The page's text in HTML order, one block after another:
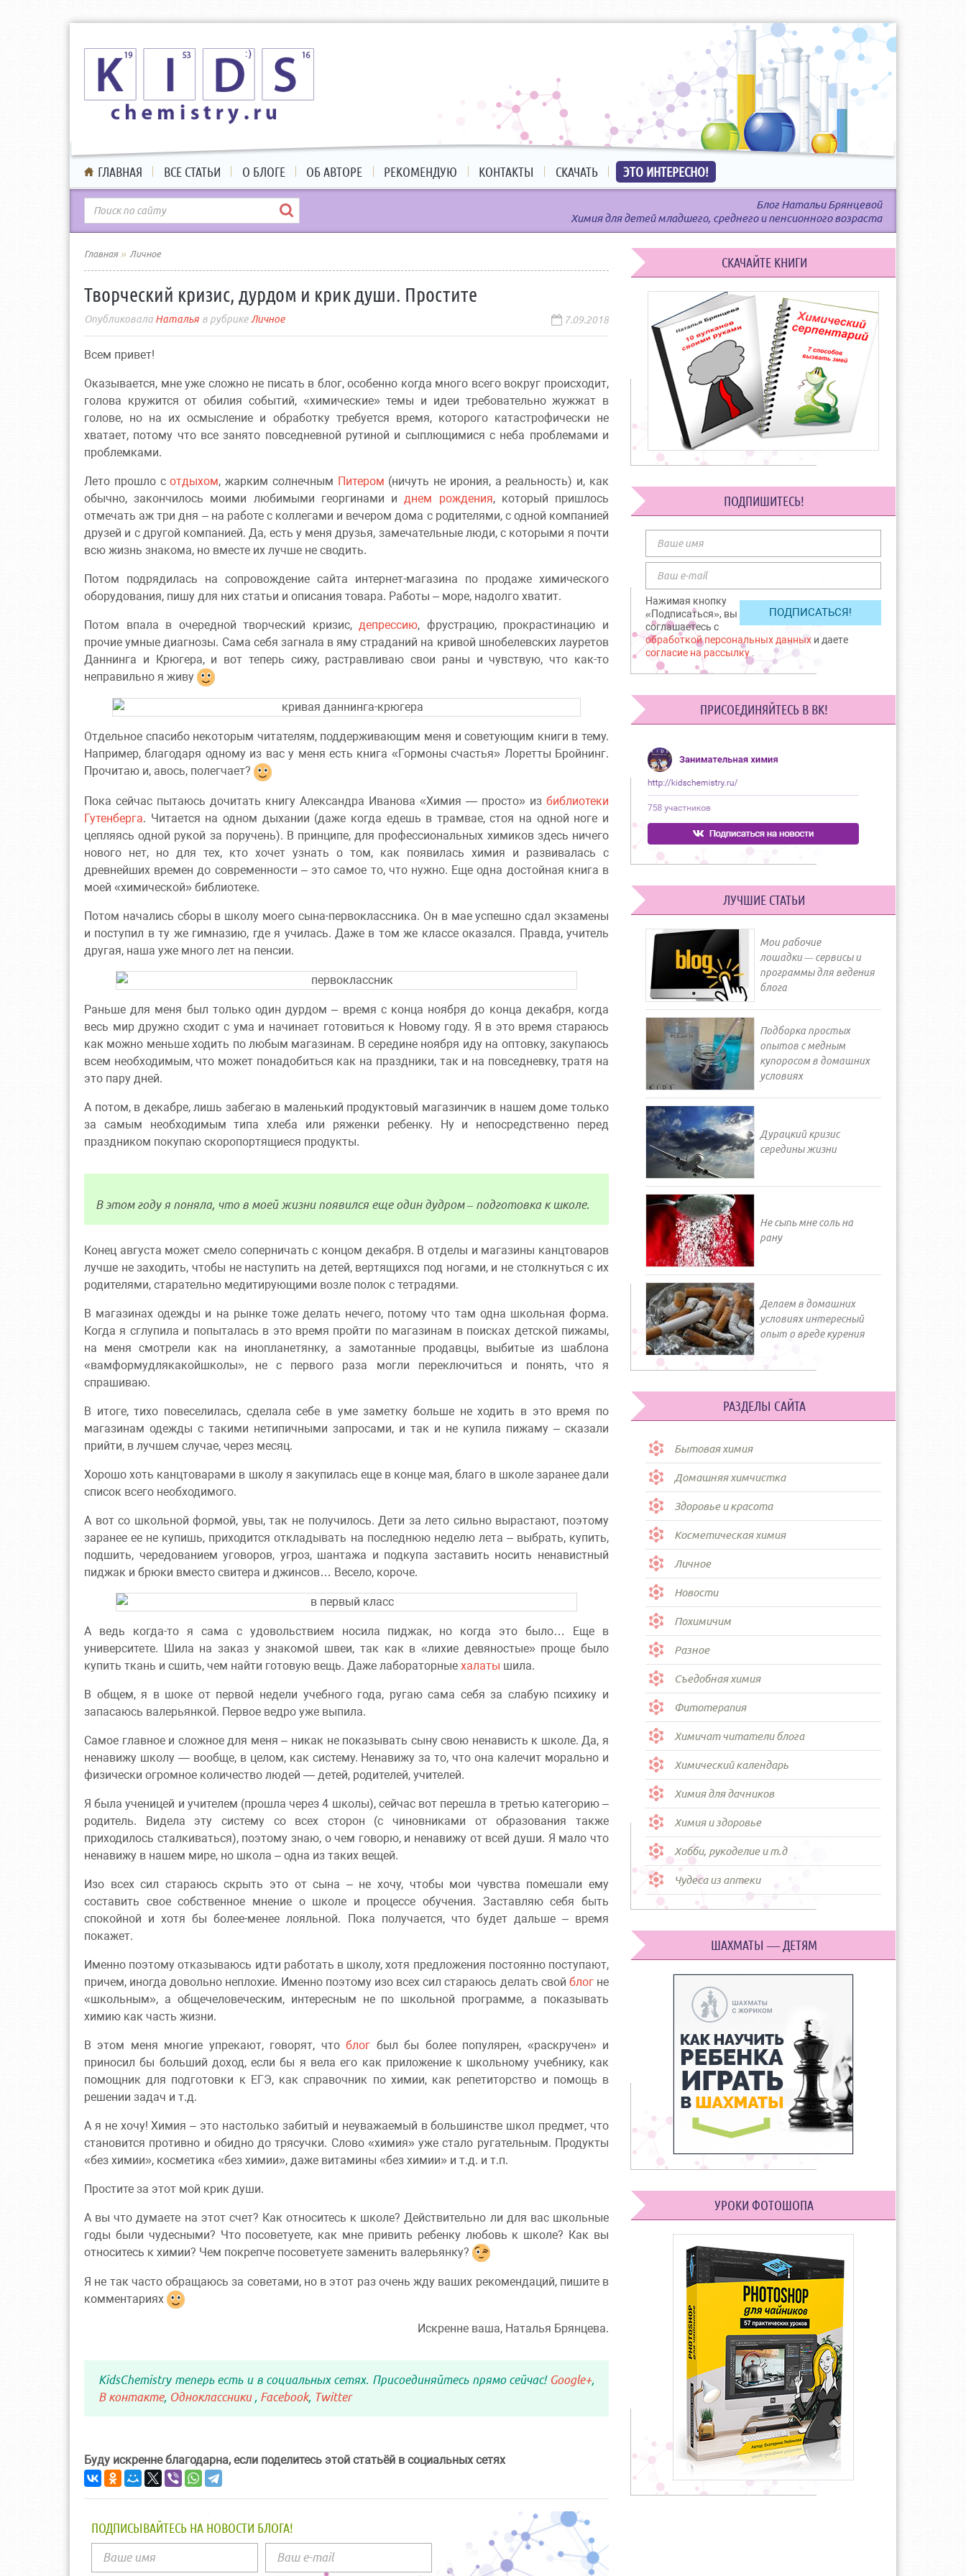
ГЛАВНАЯ ВСЕ СТАТЬИ О БЛОГЕ ОБ АВТОРЕ РЕКОМЕНДУЮ КОНТАКТЫ СКАЧАТЬ ЭТО ИНТЕРЕСНО!
Блог Натальи Брянцевой
Химия для детей младшего, среднего и пенсионного возраста
Главная» Личное
Творческий кризис, дурдом и крик души. Простите
Наталья Личное 7.09.2018
Всем привет!
Оказывается, мне уже сложно не писать в блог, особенно когда много всего вокруг происходит,
голова кружится от обилия событий, «химические» темы и идеи требовательно жужжат в
голове, но на их осмысление и обработку требуется время, которого катастрофически не
хватает, потому что все занято повседневной рутиной и сыплющимися с неба проблемами и
проблемками.
Лето прошло сотдыхом, жарким солнечным Питером (ничуть не ирония, а реальность) и, как
обычно, закончилось моими любимыми георгинами иднем рождения, который пришлось
отмечать аж три дня – на работе с коллегами и вечером дома с родителями, с одной компанией
друзей и с другой компанией. Да, есть у меня друзья, замечательные люди, с которыми я почти
всю жизнь знакома, но вместе их лучше не сводить.
Потом подрядилась на сопровождение сайта интернет-магазина по продаже химического
оборудования, пишу для них статьи и описания товара. Работы – море, надолго хватит.
Потом впала в очередной творческий кризис,депрессию, фрустрацию, прокрастинацию и
прочие умные диагнозы. Сама себя загнала в яму страданий на кривой шнобелевских лауретов
Даннинга и Крюгера, и вот теперь сижу, растравливаю свои раны и чувствую, что как-то
неправильно я живу
Отдельное спасибо некоторым читателям, поддерживающим меня и советующим книги в тему.
Например, благодаря одному из вас у меня есть книга «Гормоны счастья» Лоретты Бройнинг.
Прочитаю и, авось, полегчает?
Пока сейчас пытаюсь дочитать книгу Александра Иванова «Химия — просто» из библиотеки
Гутенберга. Читается на одном дыхании (даже когда едешь в трамвае, стоя на одной ноге и
цепляясь одной рукой за поручень). В принципе, для профессиональных химиков здесь ничего
нового нет, но для тех, кто хочет узнать о том, как появилась химия и развивалась с
древнейших времен до современности – это самое то, что нужно. Еще одна достойная книга в
моей «химической» библиотеке.
Потом начались сборы в школу моего сына-первоклассника. Он в мае успешно сдал экзамены
и поступил в ту же гимназию, где я училась. Даже в том же классе оказался. Правда, учитель
другая, наша уже много лет на пенсии.
Раньше для меня был только один дурдом – время с конца ноября до конца декабря, когда
весь мир дружно сходит с ума и начинает готовиться к Новому году. Я в это время стараюсь
как можно меньше ходить по любым магазинам. В середине ноября иду на оптовку, закупаюсь
всем необходимым, что может понадобиться как на праздники, так и на повседневку, тратя на
это пару дней.
А потом, в декабре, лишь забегаю в маленький продуктовый магазинчик в нашем доме только
за самым необходимым типа хлеба или ряженки ребенку. Ну и непосредственно перед
праздником покупаю скоропортящиеся продукты.
В этом году я поняла, что в моей жизни появился еще один дудром – подготовка к школе.
Конец августа может смело соперничать с концом декабря. В отделы и магазины канцтоваров
лучше не заходить, чтобы не наступить на детей, вертящихся под ногами, и не столкнуться с их
родителями, старательно медитирующими возле полок с тетрадями.
В магазинах одежды и на рынке тоже делать нечего, потому что там одна школьная форма.
Когда я сглупила и попыталась в это время пройти по магазинам в поисках детской пижамы,
на меня смотрели как на инопланетянку, а замотанные продавцы, выбитые из шаблона
«вамформудлякакойшколы», не с первого раза могли переключиться и понять, что я
спрашиваю.
В итоге, тихо повеселилась, сделала себе в уме заметку больше не ходить в это время по
магазинам одежды с такими нетипичными запросами, и так и не купила пижаму – сказали
прийти, в лучшем случае, через месяц.
Хорошо хоть канцтоварами в школу я закупилась еще в конце мая, благо в школе заранее дали
список всего необходимого.
А вот со школьной формой, увы, так не получилось. Дети за лето сильно вырастают, поэтому
заранее ее не купишь, приходится откладывать на последнюю неделю лета – выбрать, купить,
подшить, чередованием уговоров, угроз, шантажа и подкупа заставить носить ненавистный
пиджак и брюки вместо свитера и джинсов… Весело, короче.
А ведь когда-то я сама с удовольствием носила пиджак, но когда это было… Еще в
университете. Шила на заказ у знакомой швеи, так как в «лихие девяностые» проще было
купить ткань и сшить, чем найти готовую вещь. Даже лабораторные халаты шила.
В общем, я в шоке от первой недели учебного года, ругаю сама себя за слабую психику и
запасаюсь валерьянкой. Первое ведро уже выпила.
Самое главное и сложное для меня – никак не показывать сыну свою ненависть к школе. Да, я
ненавижу школу — вообще, в целом, как систему. Ненавижу за то, что она калечит морально и
физически огромное количество людей — детей, родителей, учителей.
Я была ученицей и учителем (прошла через 4 школы), сейчас вот перешла в третью категорию –
родитель. Видела эту систему со всех сторон (с чиновниками от образования также
приходилось сталкиваться), поэтому знаю, о чем говорю, и ненавижу от всей души. Я мало что
ненавижу в нашем мире, но школа – одна из таких вещей.
Изо всех сил стараюсь скрыть это от сына – не хочу, чтобы мои чувства помешали ему
составить свое собственное мнение о школе и процессе обучения. Заставляю себя быть
спокойной и хотя бы более-менее лояльной. Пока получается, что будет дальше – время
покажет.
Именно поэтому отказываюсь идти работать в школу, хотя предложения постоянно поступают,
причем, иногда довольно неплохие. Именно поэтому изо всех сил стараюсь делать свой блогне
«школьным», а общечеловеческим, интересным не по школьной программе, а показывать
химию как часть жизни.
В этом меня многие упрекают, говорят, чтоблог был бы более популярен, «раскручен» и
приносил бы больший доход, если бы я вела его как приложение к школьному учебнику, как
помощник для подготовки к ЕГЭ, как справочник по химии, как репетиторство и помощь в
решении задач и т.д.
А я не хочу! Химия – это настолько забитый и неуважаемый в большинстве школ предмет, что
становится противно и обидно до трясучки. Слово «химия» уже стало ругательным. Продукты
«без химии», косметика «без химии», даже витамины «без химии» и т.д. и т.п.
Простите за этот мой крик души.
А вы что думаете на этот счет? Как относитесь к школе? Действительно ли для вас школьные
годы были чудесными? Что посоветуете, как мне привить ребенку любовь к школе? Как вы
относитесь к химии? Чем покрепче посоветуете заменить валерьянку?
Я не так часто обращаюсь за советами, но в этот раз очень жду ваших рекомендаций, пишите в
комментариях
Искренне ваша, Наталья Брянцева.
KidsChemistry теперь есть и в социальных сетях. Присоединяйтесь прямо сейчас! Google+,
В контакте, Одноклассники , Facebook, Twitter
Буду искренне благодарна, если поделитесь этой статьёй в социальных сетях
ПОДПИСЫВАЙТЕСЬ НА НОВОСТИ БЛОГА!
СКАЧАЙТЕ КНИГИ
ПОДПИШИТЕСЬ!
Нажимая кнопку
«Подписаться», вы
соглашаетесь с
обработкой персональных данных и даете
согласие на рассылку
ПРИСОЕДИНЯЙТЕСЬ В ВК!
ЛУЧШИЕ СТАТЬИ
Мои рабочие
лошадки — сервисы и
программы для ведения
блога
Подборка простых
опытов с медным
купоросом в домашних
условиях
Дурацкий кризис
середины жизни
Не сыпь мне соль на
рану
Делаем в домашних
условиях интересный
опыт о вреде курения
РАЗДЕЛЫ САЙТА
Бытовая химия
Домашняя химчистка
Здоровье и красота
Косметическая химия
Личное
Новости
Похимичим
Разное
Съедобная химия
Фитотерапия
Химичат читатели блога
Химический календарь
Химия для дачников
Химия и здоровье
Хобби, рукоделие и т.д
Чудеса из аптеки
ШАХМАТЫ — ДЕТЯМ
УРОКИ ФОТОШОПА